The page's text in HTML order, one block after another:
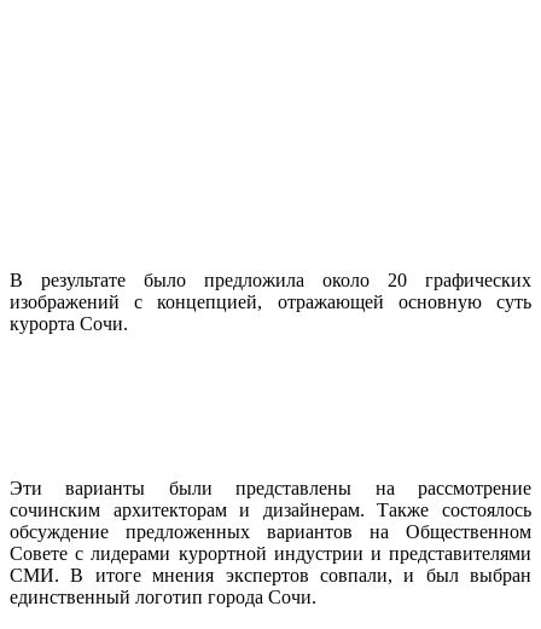
В результате было предложила около 20 графических
изображений с концепцией, отражающей основную суть
курорта Сочи.
Эти варианты были представлены на рассмотрение
сочинским архитекторам и дизайнерам. Также состоялось
обсуждение предложенных вариантов на Общественном
Совете с лидерами курортной индустрии и представителями
СМИ. В итоге мнения экспертов совпали, и был выбран
единственный логотип города Сочи.